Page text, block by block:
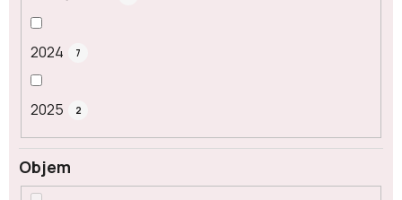
2024 7
2025 2
Objem